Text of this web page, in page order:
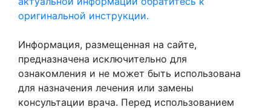
оригинальной инструкции.
Информация, размещенная на сайте,
предназначена исключительно для
ознакомления и не может быть использована
для назначения лечения или замены
консультации врача. Перед использованием